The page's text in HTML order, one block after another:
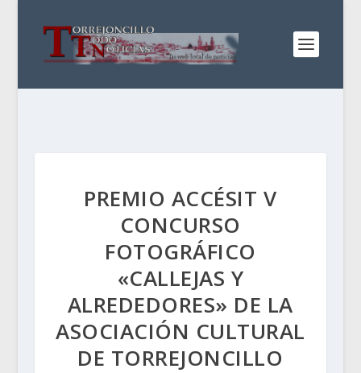
PREMIO ACCÉSIT V
CONCURSO
FOTOGRÁFICO
«CALLEJAS Y
ALREDEDORES» DE LA
ASOCIACIÓN CULTURAL
DE TORREJONCILLO